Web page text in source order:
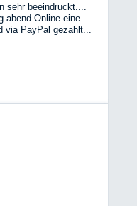
beeindruckt....
abend Online eine
via PayPal gezahlt...
Rückruf und
WoMo vor der